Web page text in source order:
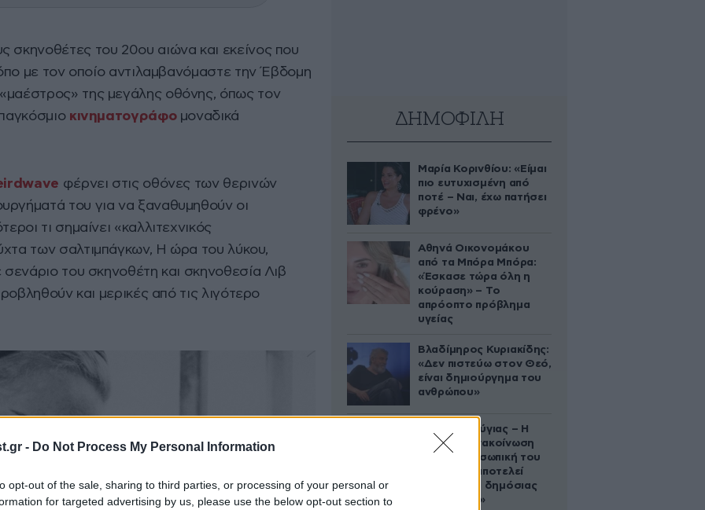
- Do Not Process My Personal Information
opt-out of the sale, sharing to third parties, or processing of your personal or
for targeted advertising by us, please use the below opt-out section to
σκηνοθέτες του 20ου αιώνα και εκείνος που
με τον οποίο αντιλαμβανόμαστε την Έβδομη
της μεγάλης οθόνης, όπως τον
κινηματογράφομοναδικά
φέρνει στις οθόνες των θερινών
του για να ξαναθυμηθούν οι
τι σημαίνει «καλλιτεχνικός
των σαλτιμπάγκων, Η ώρα του λύκου,
σενάριο του σκηνοθέτη και σκηνοθεσία Λιβ
και μερικές από τις λιγότερο
ΔΗΜΟΦΙΛΗ
Μαρία Κορινθίου: «Είμαι
πιο ευτυχισμένη από
ποτέ – Ναι, έχω πατήσει
φρένο»
Αθηνά Οικονομάκου
από τα Μπόρα Μπόρα:
«Έσκασε τώρα όλη η
κούραση» – Το
απρόοπτο πρόβλημα
υγείας
Βλαδίμηρος Κυριακίδης:
«Δεν πιστεύω στον Θεό,
είναι δημιούργημα του
ανθρώπου»
Χρίστος Κούγιας – Η
αυστηρή ανακοίνωση
για την προσωπική του
ζωή: «Δεν αποτελεί
αντικείμενο δημόσιας
συζήτησης»